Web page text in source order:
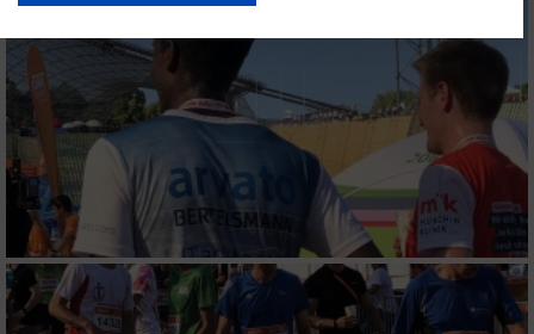
Website/App.
Partnerliste anzeigen (1 IAB-Anbieter)
Wir nutzen Ihre Daten für folgende Zwecke:
IAB-Verarbeitungszwecke:
Speichern von oder Zugriff auf Informationen
auf einem Endgerät
Verwendung reduzierter Daten zur Auswahl
von Werbeanzeigen